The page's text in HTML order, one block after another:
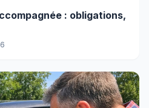
: obligations,